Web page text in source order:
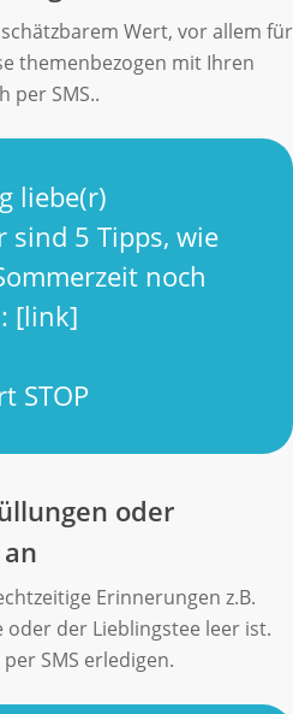
Wert, vor allem für
themenbezogen mit Ihren
per SMS..
liebe(r)
sind 5 Tipps, wie
noch
[link]
STOP
oder
Erinnerungen z.B.
der Lieblingstee leer ist.
SMS erledigen.